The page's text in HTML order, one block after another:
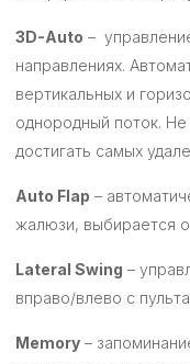
3D-Auto –
направлениях.
вертикальных и
однородный поток. Не
достигать самых
Auto Flap –
жалюзи, выбирается
Lateral Swing –
вправо/влево с
Memory –